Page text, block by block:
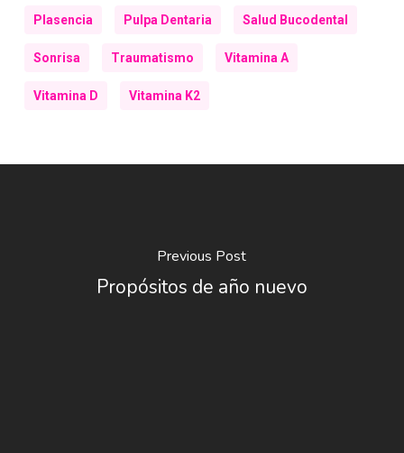
Plasencia Pulpa Dentaria Salud Bucodental
Sonrisa Traumatismo Vitamina A
Vitamina D Vitamina K2
Previous Post
Propósitos de año nuevo